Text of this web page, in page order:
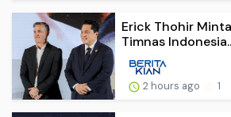
Erick Thohir
Timnas
2 hours ago 1